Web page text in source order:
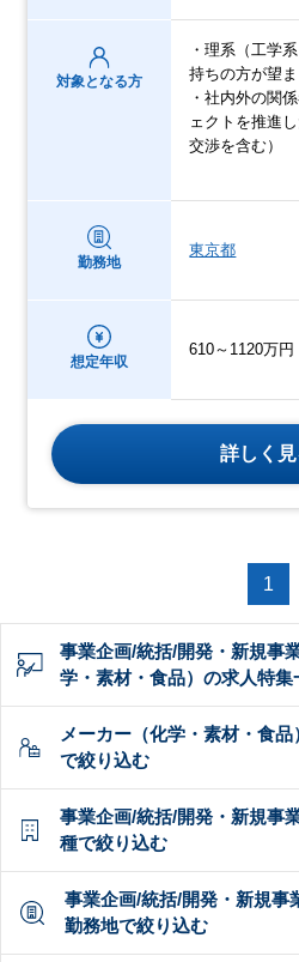
対象となる方
・理系（工学
持ちの方が望
・社内外の関
ェクトを推進
交渉を含む）
勤務地
東京都
想定年収
610～1120万円
詳しく見
1
事業企画/統括/開発・新規事
学・素材・食品）の求人特集
メーカー（化学・素材・食
で絞り込む
事業企画/統括/開発・新規事
種で絞り込む
事業企画/統括/開発・新規事
勤務地で絞り込む